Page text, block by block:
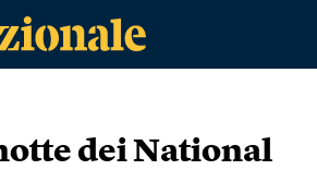
dei National